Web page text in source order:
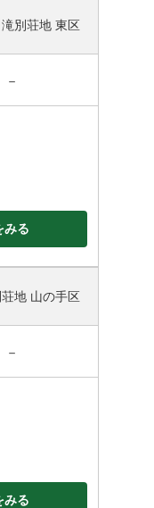
別荘地 東区
－
みる
地 山の手区
－
みる